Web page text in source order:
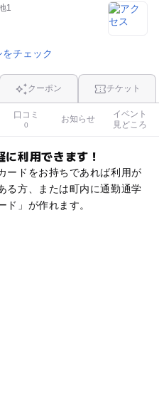
1
クーポン チケット
口コミ
0
お知らせ
イベント
見どころ
利用できます！
ードをお持ちであれば利用が
る方、または町内に通勤通学
ド」が作れます。